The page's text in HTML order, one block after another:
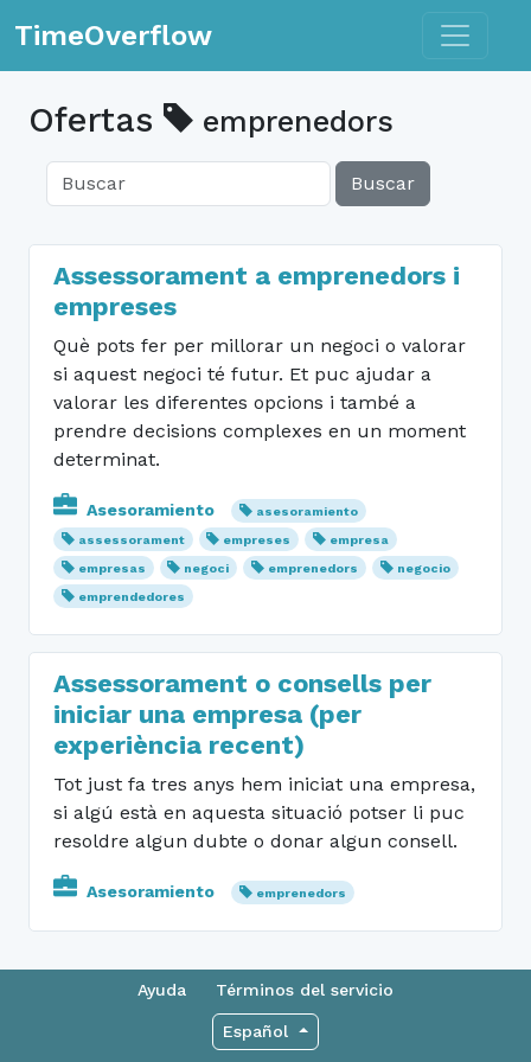
TimeOverflow Toggle
Ofertas emprenedors
Buscar
Assessorament a emprenedors i
empreses
Què pots fer per millorar un negoci o valorar
si aquest negoci té futur. Et puc ajudar a
valorar les diferentes opcions i també a
prendre decisions complexes en un moment
determinat.
Asesoramiento
asesoramiento
assessorament
empreses
empresa
empresas
negoci emprenedors
negocio
emprendedores
Assessorament o consells per
iniciar una empresa (per
experiència recent)
Tot just fa tres anys hem iniciat una empresa,
si algú està en aquesta situació potser li puc
resoldre algun dubte o donar algun consell.
Asesoramiento emprenedors
Ayuda Términos del servicio
Español